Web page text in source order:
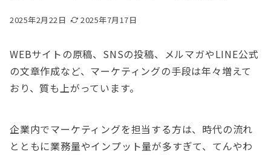
2025年2月22日 2025年7月17日
WEBサイトの原稿、SNSの投稿、メルマガやLINE公式
の文章作成など、マーケティングの手段は年々増えて
おり、質も上がっています。
企業内でマーケティングを担当する方は、時代の流れ
とともに業務量やインプット量が多すぎて、てんやわ